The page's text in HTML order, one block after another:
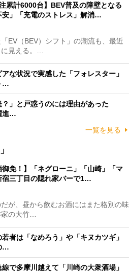
累計6000台】BEV普及の障壁となる
安」「充電のストレス」解消…
EV（BEV）シフト」の潮流も、最近
見える。…
な状況で実感した「フォレスター」
…
」と戸惑うのには理由があった
進…
一覧を見る
御免！】「ネグローニ」「山崎」「マ
宿三丁目の隠れ家バーで1…
が、昼から飲むお酒にはまた格別の味
の大竹…
者は「なめろう」や「キヌカツギ」
…
で多摩川越えて「川崎の大衆酒場」